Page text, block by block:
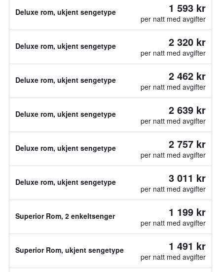
Deluxe rom, ukjent sengetype 1 593 kr
per natt med avgifter
Deluxe rom, ukjent sengetype 2 320 kr
per natt med avgifter
Deluxe rom, ukjent sengetype 2 462 kr
per natt med avgifter
Deluxe rom, ukjent sengetype 2 639 kr
per natt med avgifter
Deluxe rom, ukjent sengetype 2 757 kr
per natt med avgifter
Deluxe rom, ukjent sengetype 3 011 kr
per natt med avgifter
Superior Rom, 2 enkeltsenger 1 199 kr
per natt med avgifter
Superior Rom, ukjent sengetype 1 491 kr
per natt med avgifter